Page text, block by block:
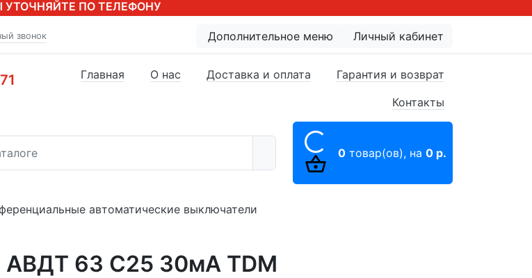
УТОЧНЯЙТЕ ПО ТЕЛЕФОНУ
звонок Дополнительное меню Личный кабинет
Главная О нас Доставка и оплата
Гарантия и возврат
Контакты
0 товар(ов), на 0 р.
автоматические выключатели
63 C25 30мА TDM